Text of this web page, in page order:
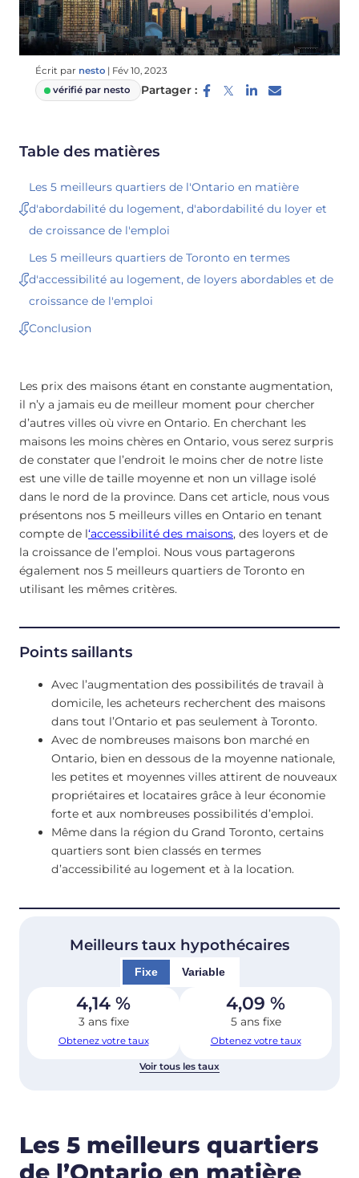
Écrit par nesto | Fév 10, 2023
vérifié par nesto
Partager :
Table des matières
Les 5 meilleurs quartiers de l'Ontario en matière
d'abordabilité du logement, d'abordabilité du loyer et
de croissance de l'emploi
Les 5 meilleurs quartiers de Toronto en termes
d'accessibilité au logement, de loyers abordables et de
croissance de l'emploi
Conclusion
Les prix des maisons étant en constante augmentation,
il n’y a jamais eu de meilleur moment pour chercher
d’autres villes où vivre en Ontario. En cherchant les
maisons les moins chères en Ontario, vous serez surpris
de constater que l’endroit le moins cher de notre liste
est une ville de taille moyenne et non un village isolé
dans le nord de la province. Dans cet article, nous vous
présentons nos 5 meilleurs villes en Ontario en tenant
compte de l‘accessibilité des maisons, des loyers et de
la croissance de l’emploi. Nous vous partagerons
également nos 5 meilleurs quartiers de Toronto en
utilisant les mêmes critères.
Points saillants
Avec l’augmentation des possibilités de travail à
domicile, les acheteurs recherchent des maisons
dans tout l’Ontario et pas seulement à Toronto.
Avec de nombreuses maisons bon marché en
Ontario, bien en dessous de la moyenne nationale,
les petites et moyennes villes attirent de nouveaux
propriétaires et locataires grâce à leur économie
forte et aux nombreuses possibilités d’emploi.
Même dans la région du Grand Toronto, certains
quartiers sont bien classés en termes
d’accessibilité au logement et à la location.
Meilleurs taux hypothécaires
Fixe Variable
4,14 %
3 ans fixe
Obtenez votre taux
4,09 %
5 ans fixe
Obtenez votre taux
Voir tous les taux
Les 5 meilleurs quartiers
de l’Ontario en matière